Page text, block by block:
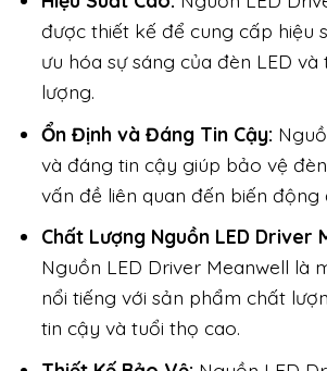
được thiết kế để cung cấp hiệu
ưu hóa sự sáng của đèn LED
lượng.
Ổn Định và Đáng Tin Cậy:
và đáng tin cậy giúp bảo vệ
vấn đề liên quan đến biến động
Chất Lượng Nguồn LED Driver
Nguồn LED Driver Meanwell là
nổi tiếng với sản phẩm chất
tin cậy và tuổi thọ cao.